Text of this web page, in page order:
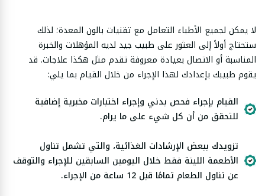
لا يمكن لجميع الأطباء التعامل مع تقنيات بالون المعدة؛ لذلك
ستحتاج أولاً إلى العثور على طبيب جيد لديه المؤهلات والخبرة
المناسبة أو الاتصال بعيادة معروفة تقدم مثل هكذا علاجات. قد
يقوم طبيبك بإعدادك لهذا الإجراء من خلال القيام بما يلي:
القيام بإجراء فحص بدني وإجراء اختبارات مخبرية إضافية
للتحقق من أن كل شيء على ما يرام.
تزويدك ببعض الإرشادات الغذائية، والتي تشمل تناول
الأطعمة اللينة فقط خلال اليومين السابقين للإجراء والتوقف
عن تناول الطعام تمامًا قبل 12 ساعة من الإجراء.